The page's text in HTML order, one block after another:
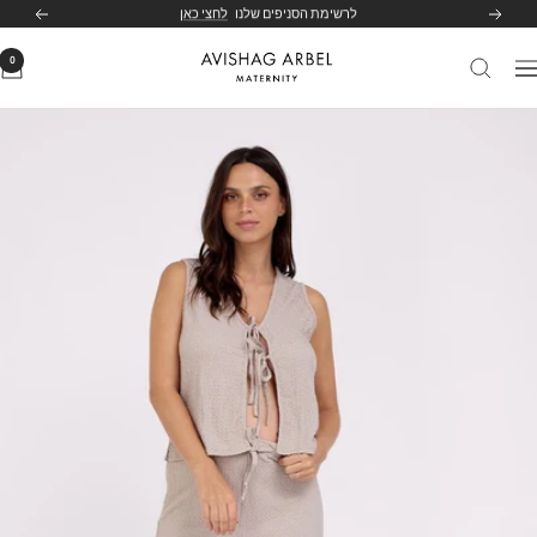
הקודם לרשימת הסניפים שלנו לחצי כאן הבא
ניווט
Avishag
0